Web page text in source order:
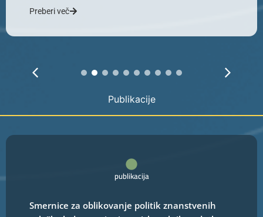
Preberi več
4 5 6 7 8 9 10
Publikacije
publikacija
Smernice za oblikovanje politik znanstvenih